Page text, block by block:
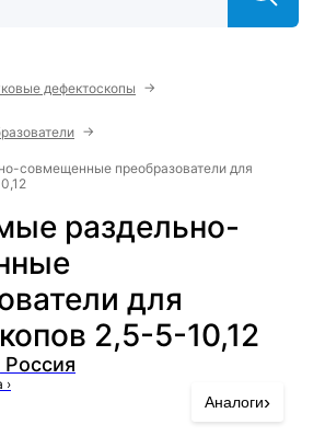
дефектоскопы →
→
совмещенные преобразователи для
раздельно-
для
2,5-5-10,12
Россия
›
Аналоги›